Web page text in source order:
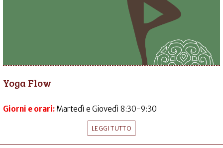
Yoga Flow
Giorni e orari: Martedì e Giovedì 8:30-9:30
LEGGI TUTTO